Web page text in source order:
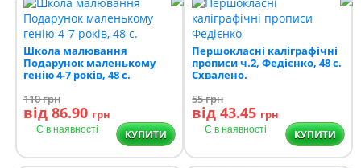
Школа малювання
Подарунок маленькому
генію 4-7 років, 48 с.
110грн
від 86.90 грн
Є в наявності КУПИТИ
Першокласні каліграфічні
прописи ч.2, Федієнко, 48 с.
Схвалено.
55грн
від 43.45 грн
Є в наявності КУПИТИ